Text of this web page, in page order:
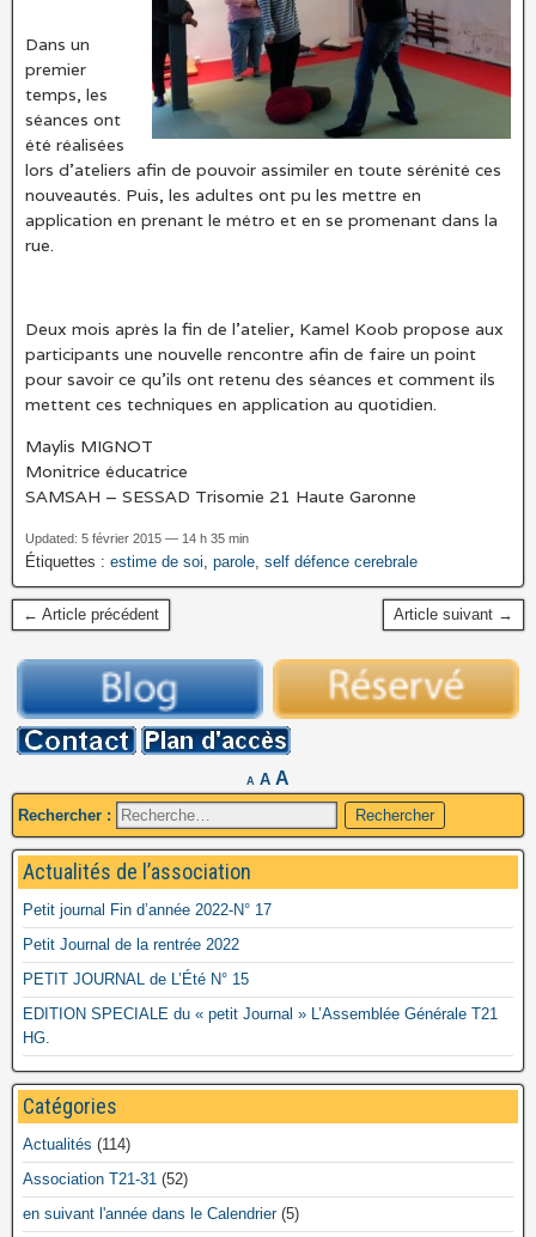
Dans un
premier
temps, les
séances ont
été réalisées
lors d’ateliers afin de pouvoir assimiler en toute sérénité ces
nouveautés. Puis, les adultes ont pu les mettre en
application en prenant le métro et en se promenant dans la
rue.
Deux mois après la fin de l’atelier, Kamel Koob propose aux
participants une nouvelle rencontre afin de faire un point
pour savoir ce qu’ils ont retenu des séances et comment ils
mettent ces techniques en application au quotidien.
Maylis MIGNOT
Monitrice éducatrice
SAMSAH – SESSAD Trisomie 21 Haute Garonne
Updated: 5 février 2015 — 14 h 35 min
Étiquettes : estime de soi, parole, self défence cerebrale
← Article précédent Article suivant →
A A A
Rechercher :
Actualités de l’association
Petit journal Fin d’année 2022-N° 17
Petit Journal de la rentrée 2022
PETIT JOURNAL de L’Été N° 15
EDITION SPECIALE du « petit Journal » L’Assemblée Générale T21
HG.
Catégories
Actualités (114)
Association T21-31 (52)
en suivant l'année dans le Calendrier(5)